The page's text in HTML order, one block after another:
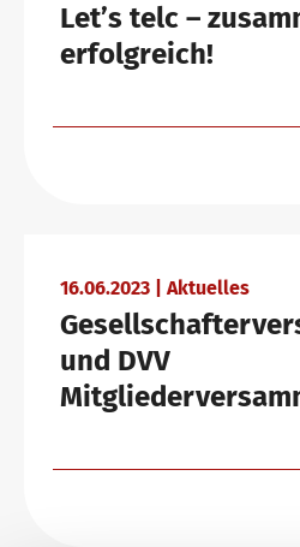
Let’s telc –
erfolgreich!
16.06.2023 | Aktuelles
und DVV